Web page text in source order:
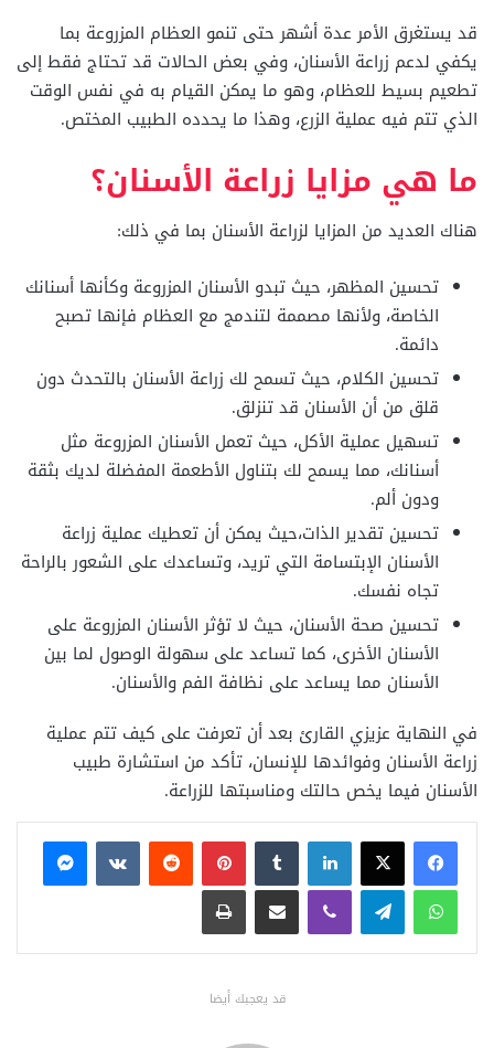
قد يستغرق الأمر عدة أشهر حتى تنمو العظام المزروعة بما
يكفي لدعم زراعة الأسنان، وفي بعض الحالات قد تحتاج فقط إلى
تطعيم بسيط للعظام، وهو ما يمكن القيام به في نفس الوقت
الذي تتم فيه عملية الزرع، وهذا ما يحدده الطبيب المختص.
ما هي مزايا زراعة الأسنان؟
هناك العديد من المزايا لزراعة الأسنان بما في ذلك:
تحسين المظهر، حيث تبدو الأسنان المزروعة وكأنها أسنانك
الخاصة، ولأنها مصممة لتندمج مع العظام فإنها تصبح
دائمة.
تحسين الكلام، حيث تسمح لك زراعة الأسنان بالتحدث دون
قلق من أن الأسنان قد تنزلق.
تسهيل عملية الأكل، حيث تعمل الأسنان المزروعة مثل
أسنانك، مما يسمح لك بتناول الأطعمة المفضلة لديك بثقة
ودون ألم.
تحسين تقدير الذات،حيث يمكن أن تعطيك عملية زراعة
الأسنان الإبتسامة التي تريد، وتساعدك على الشعور بالراحة
تجاه نفسك.
تحسين صحة الأسنان، حيث لا تؤثر الأسنان المزروعة على
الأسنان الأخرى، كما تساعد على سهولة الوصول لما بين
الأسنان مما يساعد على نظافة الفم والأسنان.
في النهاية عزيزي القارئ بعد أن تعرفت على كيف تتم عملية
زراعة الأسنان وفوائدها للإنسان، تأكد من استشارة طبيب
الأسنان فيما يخص حالتك ومناسبتها للزراعة.
فيسبوكX لينكدإن بينتيريست
ماسنجر
واتساب تيلقرام ڤايبر مشاركة عبر البريد طباعة
قد يعجبك أيضا